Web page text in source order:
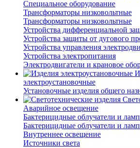
Специальное оборудование
Трансформаторы низковольтные
Трансформаторы низковольтные
Устройства дифференциальной
Устройства защиты от дугового
Устройства управления
Устройства электропитания
Электродвигатели и крановое
электроустановочные
Установочные изделия общего
Аварийное освещение
Бактерицидные облучатели и
Бактерицидные облучатели и
Внутреннее освещение
Источники света